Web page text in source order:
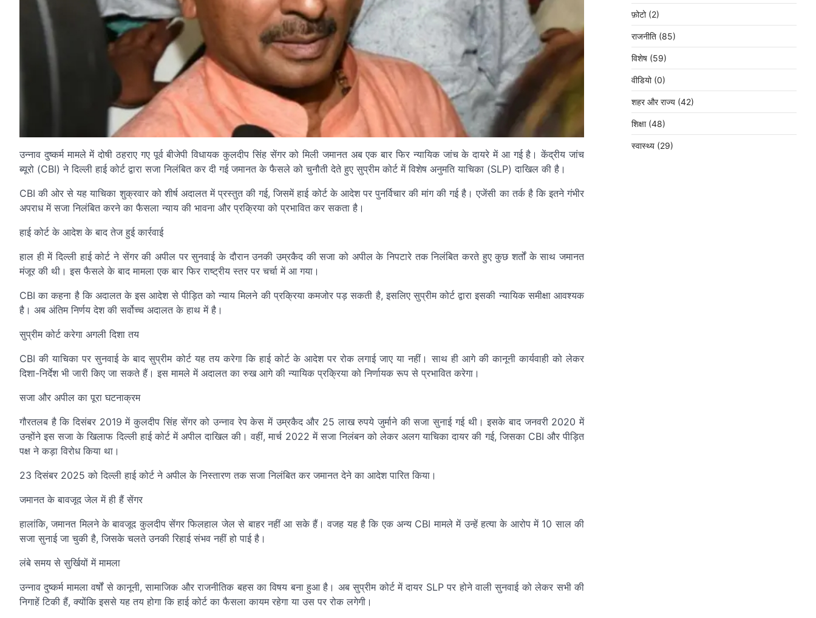
उन्नाव दुष्कर्म मामले में दोषी ठहराए गए पूर्व बीजेपी विधायक कुलदीप सिंह सेंगर को मिली जमानत अब एक बार फिर न्यायिक जांच के दायरे में आ गई है। केंद्रीय जांच
ब्यूरो (CBI) ने दिल्ली हाई कोर्ट द्वारा सजा निलंबित कर दी गई जमानत के फैसले को चुनौती देते हुए सुप्रीम कोर्ट में विशेष अनुमति याचिका (SLP) दाखिल की है।
CBI की ओर से यह याचिका शुक्रवार को शीर्ष अदालत में प्रस्तुत की गई, जिसमें हाई कोर्ट के आदेश पर पुनर्विचार की मांग की गई है। एजेंसी का तर्क है कि इतने गंभीर
अपराध में सजा निलंबित करने का फैसला न्याय की भावना और प्रक्रिया को प्रभावित कर सकता है।
हाई कोर्ट के आदेश के बाद तेज हुई कार्रवाई
हाल ही में दिल्ली हाई कोर्ट ने सेंगर की अपील पर सुनवाई के दौरान उनकी उम्रकैद की सजा को अपील के निपटारे तक निलंबित करते हुए कुछ शर्तों के साथ जमानत
मंजूर की थी। इस फैसले के बाद मामला एक बार फिर राष्ट्रीय स्तर पर चर्चा में आ गया।
CBI का कहना है कि अदालत के इस आदेश से पीड़ित को न्याय मिलने की प्रक्रिया कमजोर पड़ सकती है, इसलिए सुप्रीम कोर्ट द्वारा इसकी न्यायिक समीक्षा आवश्यक
है। अब अंतिम निर्णय देश की सर्वोच्च अदालत के हाथ में है।
सुप्रीम कोर्ट करेगा अगली दिशा तय
CBI की याचिका पर सुनवाई के बाद सुप्रीम कोर्ट यह तय करेगा कि हाई कोर्ट के आदेश पर रोक लगाई जाए या नहीं। साथ ही आगे की कानूनी कार्यवाही को लेकर
दिशा-निर्देश भी जारी किए जा सकते हैं। इस मामले में अदालत का रुख आगे की न्यायिक प्रक्रिया को निर्णायक रूप से प्रभावित करेगा।
सजा और अपील का पूरा घटनाक्रम
गौरतलब है कि दिसंबर 2019 में कुलदीप सिंह सेंगर को उन्नाव रेप केस में उम्रकैद और 25 लाख रुपये जुर्माने की सजा सुनाई गई थी। इसके बाद जनवरी 2020 में
उन्होंने इस सजा के खिलाफ दिल्ली हाई कोर्ट में अपील दाखिल की। वहीं, मार्च 2022 में सजा निलंबन को लेकर अलग याचिका दायर की गई, जिसका CBI और पीड़ित
पक्ष ने कड़ा विरोध किया था।
23 दिसंबर 2025 को दिल्ली हाई कोर्ट ने अपील के निस्तारण तक सजा निलंबित कर जमानत देने का आदेश पारित किया।
जमानत के बावजूद जेल में ही हैं सेंगर
हालांकि, जमानत मिलने के बावजूद कुलदीप सेंगर फिलहाल जेल से बाहर नहीं आ सके हैं। वजह यह है कि एक अन्य CBI मामले में उन्हें हत्या के आरोप में 10 साल की
सजा सुनाई जा चुकी है, जिसके चलते उनकी रिहाई संभव नहीं हो पाई है।
लंबे समय से सुर्खियों में मामला
उन्नाव दुष्कर्म मामला वर्षों से कानूनी, सामाजिक और राजनीतिक बहस का विषय बना हुआ है। अब सुप्रीम कोर्ट में दायर SLP पर होने वाली सुनवाई को लेकर सभी की
निगाहें टिकी हैं, क्योंकि इससे यह तय होगा कि हाई कोर्ट का फैसला कायम रहेगा या उस पर रोक लगेगी।
फ़ोटो (2)
राजनीति (85)
विशेष (59)
वीडियो (0)
शहर और राज्य (42)
शिक्षा (48)
स्वास्थ्य (29)